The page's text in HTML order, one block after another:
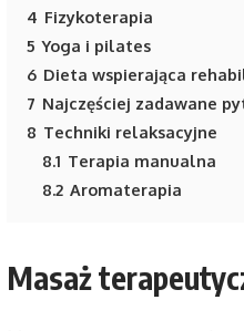
4 Fizykoterapia
5 Yoga i pilates
6 Dieta wspierająca
7 Najczęściej zadawane
8 Techniki relaksacyjne
8.1 Terapia manualna
8.2 Aromaterapia
Masaż